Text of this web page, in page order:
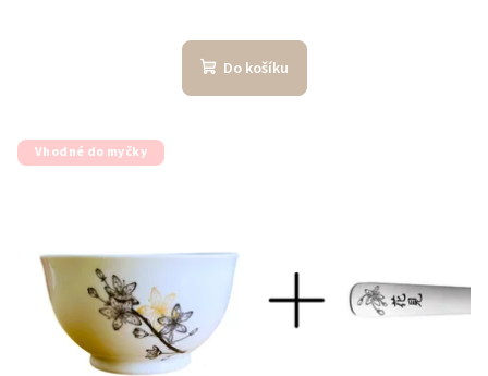
Do košíku
Vhodné do myčky